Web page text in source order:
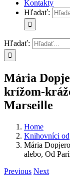
Kontakty
Hľadať:
Hľadať:
Mária
krížom-
Marseille
Home
Knihovníci
Mária
alebo, Od
Previous Next